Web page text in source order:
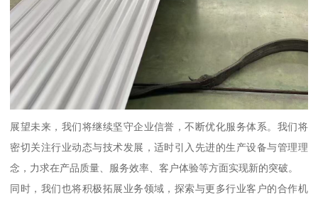
展望未来，我们将继续坚守企业信誉，不断优化服务体系。我们将
密切关注行业动态与技术发展，适时引入先进的生产设备与管理理
念，力求在产品质量、服务效率、客户体验等方面实现新的突破。
同时，我们也将积极拓展业务领域，探索与更多行业客户的合作机